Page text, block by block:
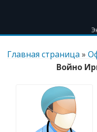
Главная страница »
Войно